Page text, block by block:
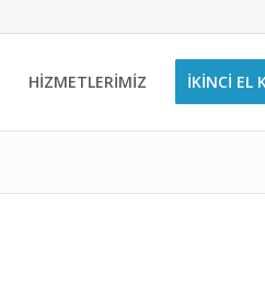
HİZMETLERİMİZ İKINCI EL